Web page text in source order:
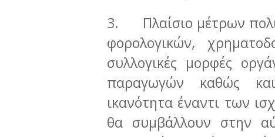
3. Πλαίσιο μέτρων
φορολογικών,
συλλογικές μορφές
παραγωγών καθώς
ικανότητα έναντι των
θα συμβάλλουν στην